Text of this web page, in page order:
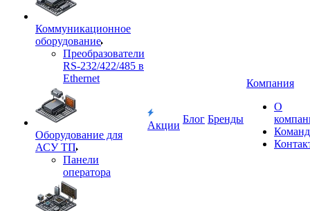
Коммуникационное
оборудование
Преобразователи
RS-232/422/485 в
Ethernet
Оборудование для
АСУ ТП
Панели
оператора
Акции
Блог Бренды
Компания
О